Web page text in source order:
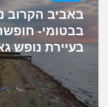
באביב הקרוב
בבטומי-
בעיירת נופש